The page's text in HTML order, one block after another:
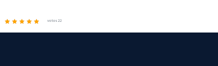
votos 22